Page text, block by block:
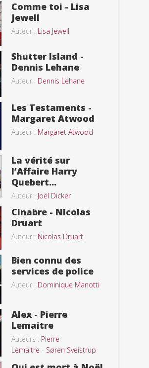
Comme toi - Lisa
Jewell
Auteur : Lisa Jewell
Shutter Island -
Dennis Lehane
Auteur : Dennis Lehane
Les Testaments -
Margaret Atwood
Auteur : Margaret Atwood
La vérité sur
l’Affaire Harry
Quebert...
Auteur : Joël Dicker
Cinabre - Nicolas
Druart
Auteur : Nicolas Druart
Bien connu des
services de police
Auteur : Dominique Manotti
Alex - Pierre
Lemaitre
Auteurs : Pierre
Lemaitre - Søren Sveistrup